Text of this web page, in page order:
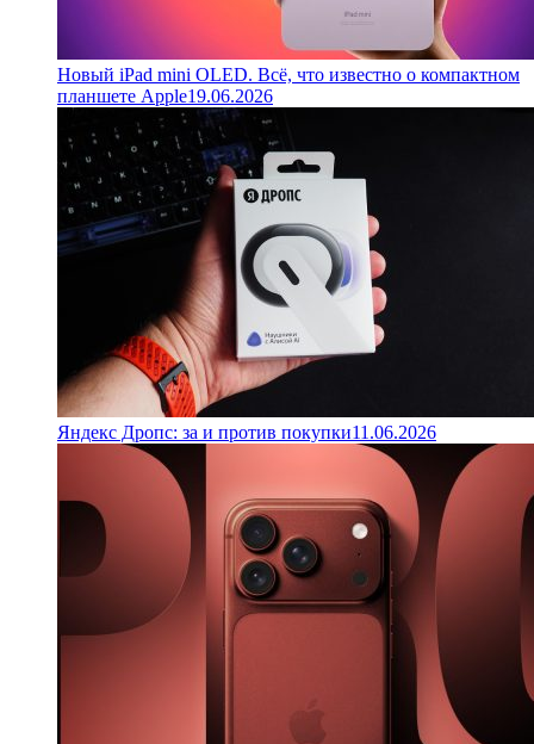
Новый iPad mini OLED. Всё, что известно о компактном
планшете Apple19.06.2026
Яндекс Дропс: за и против покупки11.06.2026